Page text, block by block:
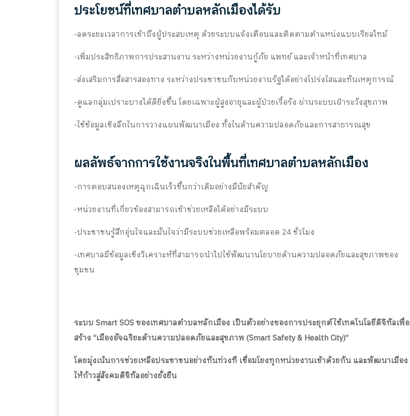
ประโยชน์ที่เทศบาลตำบลหลักเมืองได้รับ
-ลดระยะเวลาการเข้าถึงผู้ประสบเหตุ ด้วยระบบแจ้งเตือนและติดตามตำแหน่งแบบเรียลไทม์
-เพิ่มประสิทธิภาพการประสานงาน ระหว่างหน่วยงานกู้ภัย แพทย์ และเจ้าหน้าที่เทศบาล
-ส่งเสริมการสื่อสารสองทาง ระหว่างประชาชนกับหน่วยงานรัฐได้อย่างโปร่งใสและทันเหตุการณ์
-ดูแลกลุ่มเปราะบางได้ดียิ่งขึ้น โดยเฉพาะผู้สูงอายุและผู้ป่วยเรื้อรัง ผ่านระบบเฝ้าระวังสุขภาพ
-ใช้ข้อมูลเชิงลึกในการวางแผนพัฒนาเมือง ทั้งในด้านความปลอดภัยและการสาธารณสุข
ผลลัพธ์จากการใช้งานจริงในพื้นที่เทศบาลตำบลหลักเมือง
-การตอบสนองเหตุฉุกเฉินเร็วขึ้นกว่าเดิมอย่างมีนัยสำคัญ
-หน่วยงานที่เกี่ยวข้องสามารถเข้าช่วยเหลือได้อย่างมีระบบ
-ประชาชนรู้สึกอุ่นใจและมั่นใจว่ามีระบบช่วยเหลือพร้อมตลอด 24 ชั่วโมง
-เทศบาลมีข้อมูลเชิงวิเคราะห์ที่สามารถนำไปใช้พัฒนานโยบายด้านความปลอดภัยและสุขภาพของ
ชุมชน
ระบบ Smart SOS ของเทศบาลตำบลหลักเมือง เป็นตัวอย่างของการประยุกต์ใช้เทคโนโลยีดิจิทัลเพื่อ
สร้าง “เมืองอัจฉริยะด้านความปลอดภัยและสุขภาพ (Smart Safety & Health City)”
โดยมุ่งเน้นการช่วยเหลือประชาชนอย่างทันท่วงที เชื่อมโยงทุกหน่วยงานเข้าด้วยกัน และพัฒนาเมือง
ให้ก้าวสู่สังคมดิจิทัลอย่างยั่งยืน